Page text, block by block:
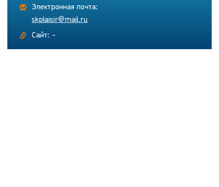
Электронная почта:
skplaisir@mail.ru
Сайт: -